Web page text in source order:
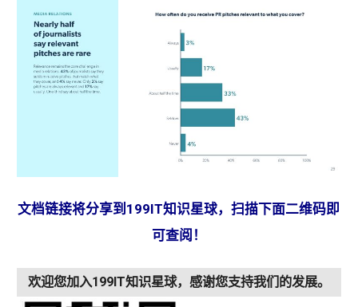
​文档链接将分享到199IT知识星球，扫描下面二维码即
可查阅！
欢迎您加入199IT知识星球，感谢您支持我们的发展。